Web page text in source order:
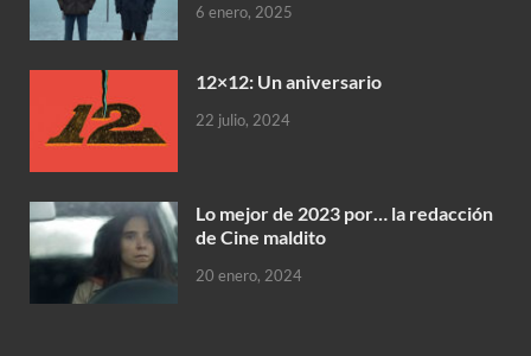
6 enero, 2025
12×12: Un aniversario
22 julio, 2024
Lo mejor de 2023 por… la redacción
de Cine maldito
20 enero, 2024